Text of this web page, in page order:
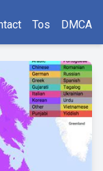
Tos DMCA